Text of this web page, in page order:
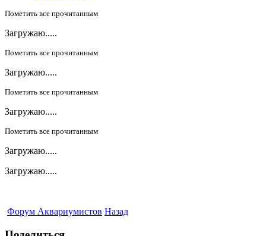
Пометить все прочитанным
Загружаю.....
Пометить все прочитанным
Загружаю.....
Пометить все прочитанным
Загружаю.....
Пометить все прочитанным
Загружаю.....
Загружаю.....
Форум Аквариумистов Назад